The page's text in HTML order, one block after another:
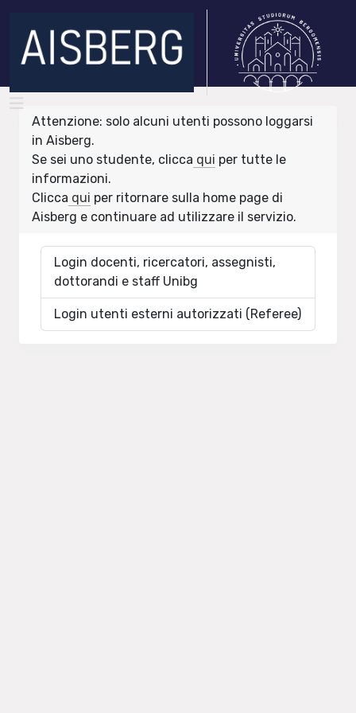
Attenzione: solo alcuni utenti possono loggarsi
in Aisberg.
Se sei uno studente, clicca qui per tutte le
informazioni.
Clicca qui per ritornare sulla home page di
Aisberg e continuare ad utilizzare il servizio.
Login docenti, ricercatori, assegnisti,
dottorandi e staff Unibg
Login utenti esterni autorizzati (Referee)